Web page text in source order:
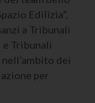
Edilizia”,
a Tribunali
Tribunali
dei
per